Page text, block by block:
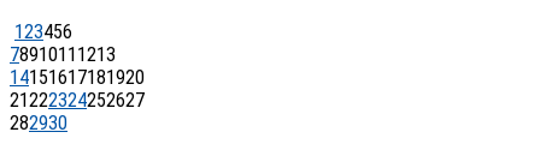
123456
7891011 1213
14151617181920
21222324252627
282930